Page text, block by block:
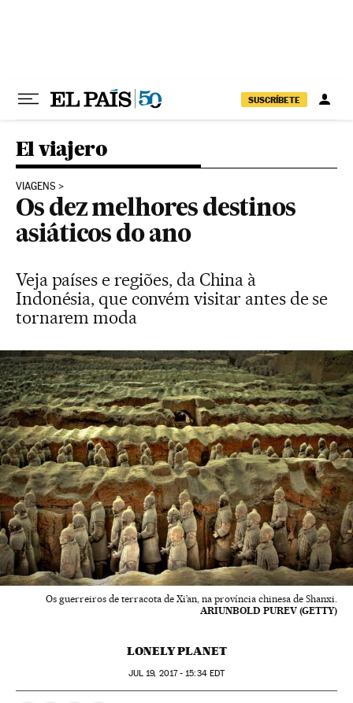
SUSCRÍBETE
El viajero
VIAGENS
Os dez melhores destinos
asiáticos do ano
Veja países e regiões, da China à
Indonésia, que convém visitar antes de se
tornarem moda
Os guerreiros de terracota de Xi’an, na província chinesa de Shanxi.
ARIUNBOLD PUREV (GETTY)
LONELY PLANET
JUL 19, 2017 - 15:34EDT